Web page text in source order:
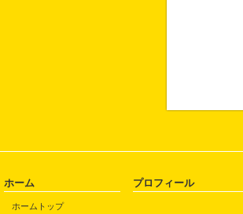
ホーム
ホームトップ
プロフィール